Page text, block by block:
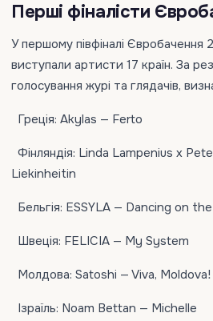
Перші фіналісти
У першому півфіналі Євробачення
виступали артисти 17 країн. За
голосування журі та глядачів,
Греція: Akylas — Ferto
Фінляндія: Linda Lampenius x
Liekinheitin
Бельгія: ESSYLA — Dancing on
Швеція: FELICIA — My System
Молдова: Satoshi — Viva, Moldova!
Ізраїль: Noam Bettan — Michelle